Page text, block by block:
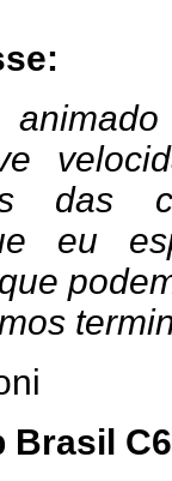
das
eu
Brasil